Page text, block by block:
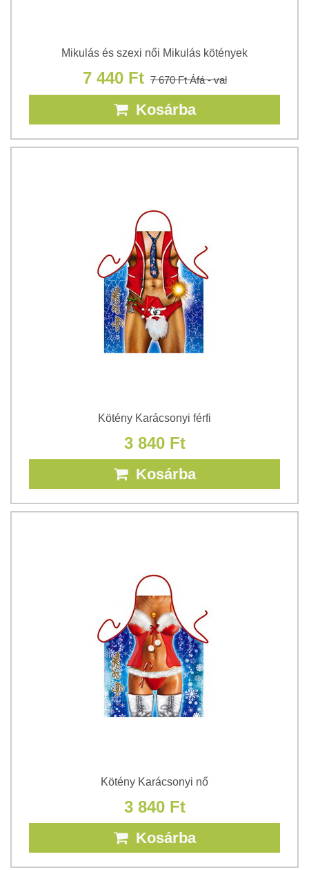
Mikulás és szexi női Mikulás kötények
7 440 Ft 7 670 FtÁfá - val
Kosárba
Kötény Karácsonyi férfi
3 840 Ft
Kosárba
Kötény Karácsonyi nő
3 840 Ft
Kosárba